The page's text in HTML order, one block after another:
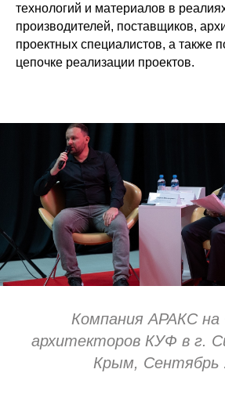
технологий и материалов в
производителей, поставщиков,
проектных специалистов, а также
цепочке реализации проектов.
Компания АРАКС на
архитекторов КУФ в г.
Крым, Сентябрь